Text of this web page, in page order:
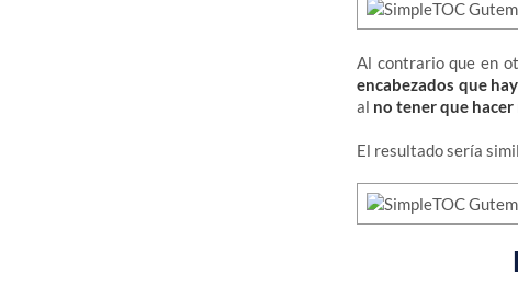
Al contrario que en
encabezados que
al no tener que
El resultado sería